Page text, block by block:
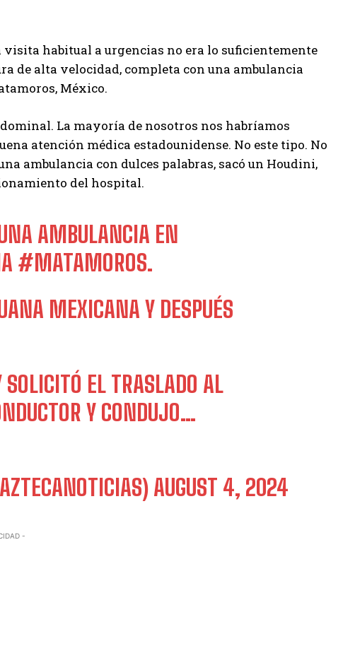
habitual a urgencias no era lo suficientemente
de alta velocidad, completa con una ambulancia
México.
La mayoría de nosotros nos habríamos
atención médica estadounidense. No este tipo. No
ambulancia con dulces palabras, sacó un Houdini,
del hospital.
AMBULANCIA EN
#MATAMOROS.
MEXICANA Y DESPUÉS
EL TRASLADO AL
Y CONDUJO…
AUGUST 4, 2024
-